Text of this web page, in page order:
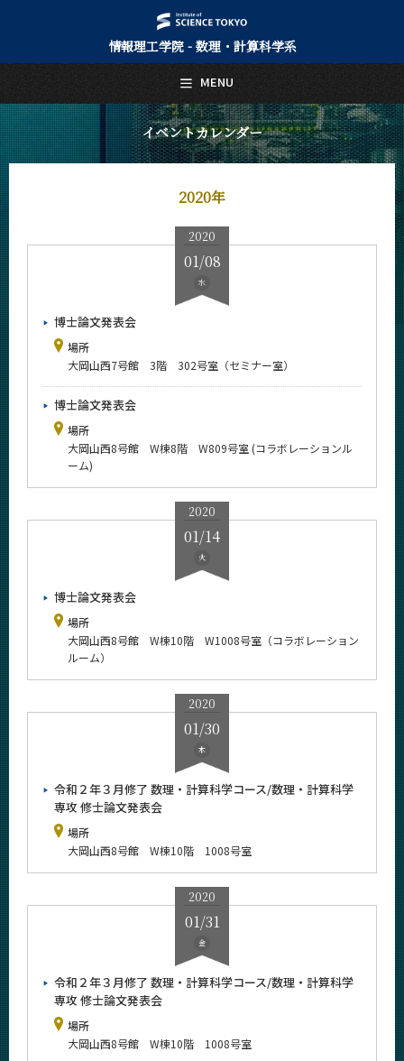
情報理工学院 - 数理・計算科学系
イベントカレンダー
2020年
2020
01/08
水
博士論文発表会
場所
大岡山西7号館 3階 302号室（セミナー室）
博士論文発表会
場所
大岡山西8号館 W棟8階 W809号室 (コラボレーションル
ーム)
2020
01/14
火
博士論文発表会
場所
大岡山西8号館 W棟10階 W1008号室（コラボレーション
ルーム）
2020
01/30
木
令和２年３月修了 数理・計算科学コース/数理・計算科学
専攻 修士論文発表会
場所
大岡山西8号館 W棟10階 1008号室
2020
01/31
金
令和２年３月修了 数理・計算科学コース/数理・計算科学
専攻 修士論文発表会
場所
大岡山西8号館 W棟10階 1008号室
MENU
日本語 English
トップページ
Top Page
数理・計算科学系について
About Us
Future
入学案内
Admissions
数理・計算科学系 News
イベントカレンダー
Event Calendar
2026年
2025年
2024年
2023年
2022年
2019年
2017年
2016年
サイト構成